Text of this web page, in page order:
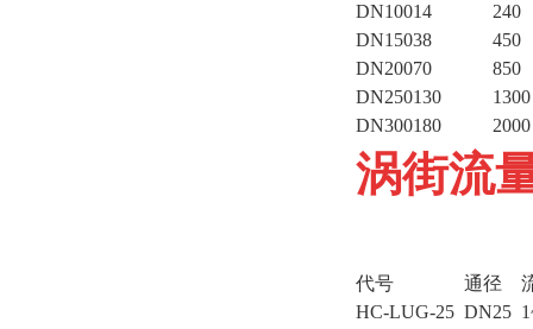
DN10014
240
DN15038
450
DN20070
850
DN250130
1300
DN300180 2000
涡街流
代号 通径
HC-LUG-25 DN25